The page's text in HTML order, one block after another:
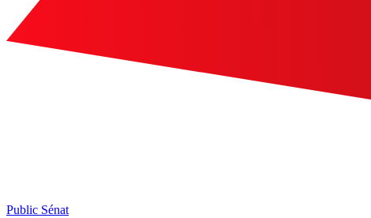
Public Sénat